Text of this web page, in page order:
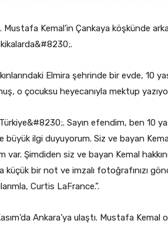
Kemal’in Çankaya köşkünde
Elmira şehrinde bir evde, 10
o çocuksu heyecanıyla mektup
Sayın efendim, ben 10
ilgi duyuyorum. Siz ve bayan
var. Şimdiden siz ve bayan Kemal
bir not ve imzalı fotoğrafınızı
Curtis LaFrance.”.
Ankara’ya ulaştı. Mustafa Kemal